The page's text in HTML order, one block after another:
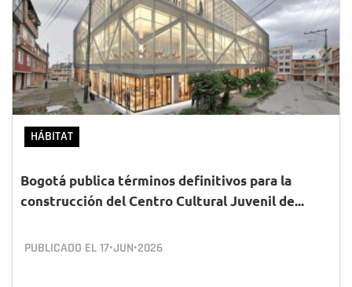
HÁBITAT
Bogotá publica términos definitivos para la
construcción del Centro Cultural Juvenil de...
PUBLICADO EL17•JUN•2026